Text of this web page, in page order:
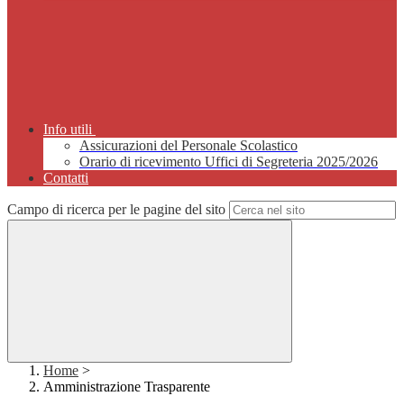
Info utili
Assicurazioni del Personale Scolastico
Orario di ricevimento Uffici di Segreteria 2025/2026
Contatti
Campo di ricerca per le pagine del sito
Home >
Amministrazione Trasparente